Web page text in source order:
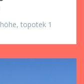
topotek 1